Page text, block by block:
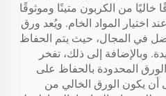
من الكربون متينًا وموثوقًا
اختيار المواد الخام. ويُعد ورق
في المجال، حيث يتم الحفاظ
وبالإضافة إلى ذلك، تفخر
المحدودة بالحفاظ على
أن يكون الورق الخالي من